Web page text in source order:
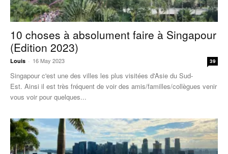
10 choses à absolument faire à Singapour
(Edition 2023)
Louis - 16 May 2023 39
Singapour c'est une des villes les plus visitées d'Asie du Sud-
Est. Ainsi il est très fréquent de voir des amis/familles/collègues venir
vous voir pour quelques...